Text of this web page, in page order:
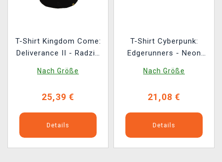
T-Shirt Kingdom Come:
Deliverance II - Radzig
Nach Größe
25,39 €
Details
T-Shirt Cyberpunk:
Edgerunners - Neon
Nach Größe
21,08 €
Details